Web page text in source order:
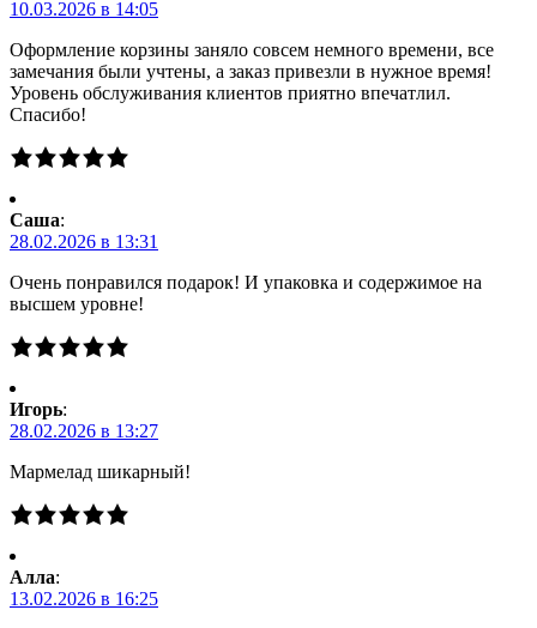
10.03.2026 в 14:05
Оформление корзины заняло совсем немного времени, все
замечания были учтены, а заказ привезли в нужное время!
Уровень обслуживания клиентов приятно впечатлил.
Спасибо!
Саша:
28.02.2026 в 13:31
Очень понравился подарок! И упаковка и содержимое на
высшем уровне!
Игорь:
28.02.2026 в 13:27
Мармелад шикарный!
Алла:
13.02.2026 в 16:25